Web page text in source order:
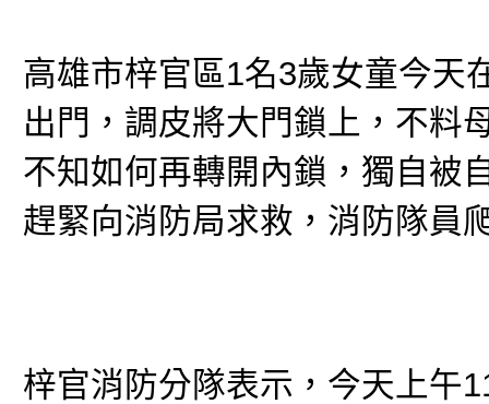
高雄市梓官區1名3歲女童今天
出門，調皮將大門鎖上，不料
不知如何再轉開內鎖，獨自被
趕緊向消防局求救，消防隊員
梓官消防分隊表示，今天上午